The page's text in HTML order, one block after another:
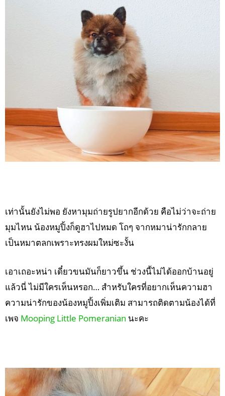
เท่านั้นยังไม่พอ ยังหามุมถ่ายรูปยากอีกด้วย คือไม่ว่าจะถ่าย
มุมไหน น้องหมูปิ้งก็ดูฮาไปหมด โถๆ จากหมาน่ารักกลาย
เป็นหมาตลกเพราะทรงผมใหม่ซะงั้น
เอาเถอะหน่า เดี๋ยวขนมันก็ยาวขึ้น ช่วงนี้ไม่ได้ออกบ้านอยู่
แล้วนี่ ไม่มีใครเห็นหรอก… สำหรับใครที่อยากเห็นความฮา
ความน่ารักของน้องหมูปิ้งเพิ่มเติม สามารถติดตามน้องได้ที่
เพจ Mooping Little Pomeranian นะคะ